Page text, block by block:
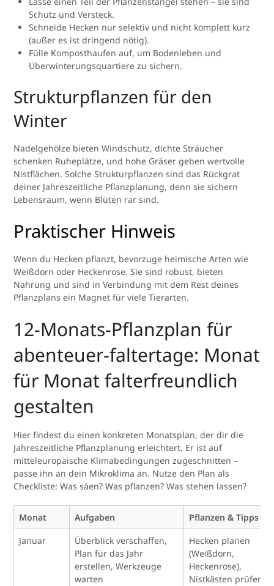
Schutz und Versteck.
Schneide Hecken nur selektiv und nicht komplett kurz
(außer es ist dringend nötig).
Fülle Komposthaufen auf, um Bodenleben und
Überwinterungsquartiere zu sichern.
Strukturpflanzen für den
Winter
Nadelgehölze bieten Windschutz, dichte Sträucher
schenken Ruheplätze, und hohe Gräser geben wertvolle
Nistflächen. Solche Strukturpflanzen sind das Rückgrat
deiner Jahreszeitliche Pflanzplanung, denn sie sichern
Lebensraum, wenn Blüten rar sind.
Praktischer Hinweis
Wenn du Hecken pflanzt, bevorzuge heimische Arten wie
Weißdorn oder Heckenrose. Sie sind robust, bieten
Nahrung und sind in Verbindung mit dem Rest deines
Pflanzplans ein Magnet für viele Tierarten.
12-Monats-Pflanzplan für
abenteuer-faltertage: Monat
für Monat falterfreundlich
gestalten
Hier findest du einen konkreten Monatsplan, der dir die
Jahreszeitliche Pflanzplanung erleichtert. Er ist auf
mitteleuropäische Klimabedingungen zugeschnitten –
passe ihn an dein Mikroklima an. Nutze den Plan als
Checkliste: Was säen? Was pflanzen? Was stehen lassen?
Monat Aufgaben
Pflanzen & Tipps
Januar
Überblick verschaffen,
Plan für das Jahr
erstellen, Werkzeuge
warten
Hecken planen
(Weißdorn,
Heckenrose),
Nistkästen prüfen